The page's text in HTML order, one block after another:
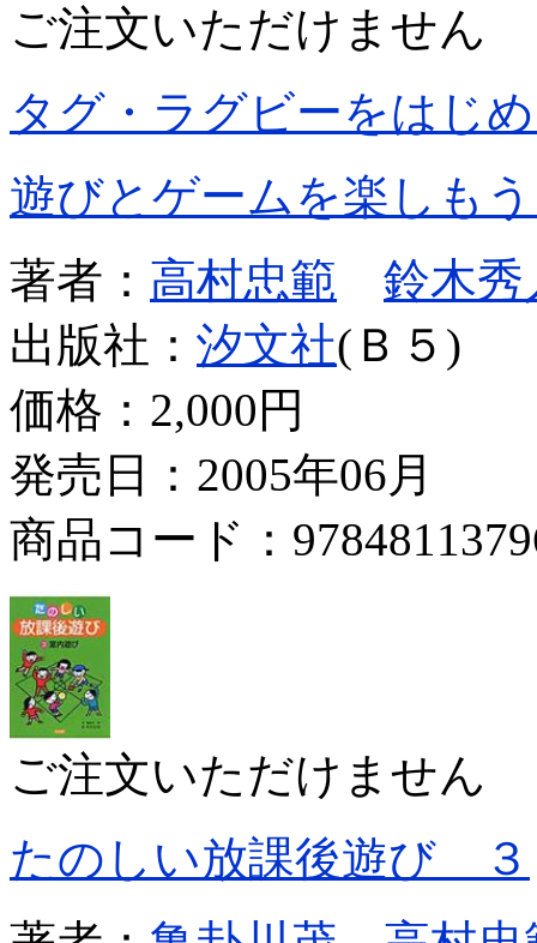
ご注文いただけません
タグ・ラグビーをはじ
遊びとゲームを楽しも
著者： 高村忠範
鈴木秀
出版社： 汐文社(Ｂ５)
価格： 2,000円
発売日：2005年06月
商品コード：
ご注文いただけません
たのしい放課後遊び ３